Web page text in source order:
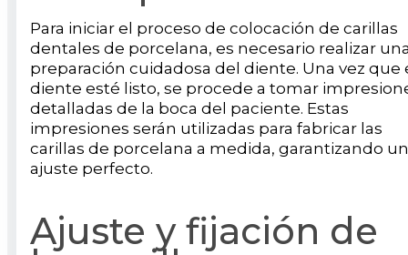
Para iniciar el proceso de colocación de carillas
dentales de porcelana, es necesario realizar
preparación cuidadosa del diente. Una vez que
diente esté listo, se procede a tomar
detalladas de la boca del paciente. Estas
impresiones serán utilizadas para fabricar las
carillas de porcelana a medida, garantizando un
ajuste perfecto.
Ajuste y fijación de